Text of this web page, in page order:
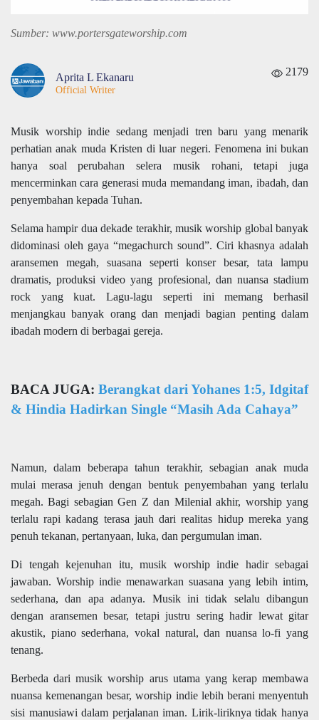
Sumber: www.portersgateworship.com
Aprita L Ekanaru
Official Writer
2179
Musik worship indie sedang menjadi tren baru yang menarik
perhatian anak muda Kristen di luar negeri. Fenomena ini bukan
hanya soal perubahan selera musik rohani, tetapi juga
mencerminkan cara generasi muda memandang iman, ibadah, dan
penyembahan kepada Tuhan.
Selama hampir dua dekade terakhir, musik worship global banyak
didominasi oleh gaya “megachurch sound”. Ciri khasnya adalah
aransemen megah, suasana seperti konser besar, tata lampu
dramatis, produksi video yang profesional, dan nuansa stadium
rock yang kuat. Lagu-lagu seperti ini memang berhasil
menjangkau banyak orang dan menjadi bagian penting dalam
ibadah modern di berbagai gereja.
BACA JUGA: Berangkat dari Yohanes 1:5, Idgitaf
& Hindia Hadirkan Single “Masih Ada Cahaya”
Namun, dalam beberapa tahun terakhir, sebagian anak muda
mulai merasa jenuh dengan bentuk penyembahan yang terlalu
megah. Bagi sebagian Gen Z dan Milenial akhir, worship yang
terlalu rapi kadang terasa jauh dari realitas hidup mereka yang
penuh tekanan, pertanyaan, luka, dan pergumulan iman.
Di tengah kejenuhan itu, musik worship indie hadir sebagai
jawaban. Worship indie menawarkan suasana yang lebih intim,
sederhana, dan apa adanya. Musik ini tidak selalu dibangun
dengan aransemen besar, tetapi justru sering hadir lewat gitar
akustik, piano sederhana, vokal natural, dan nuansa lo-fi yang
tenang.
Berbeda dari musik worship arus utama yang kerap membawa
nuansa kemenangan besar, worship indie lebih berani menyentuh
sisi manusiawi dalam perjalanan iman. Lirik-liriknya tidak hanya